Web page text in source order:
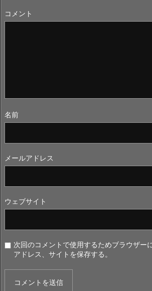
コメント
名前
メールアドレス
ウェブサイト
次回のコメントで使用するためブラウザー
アドレス、サイトを保存する。